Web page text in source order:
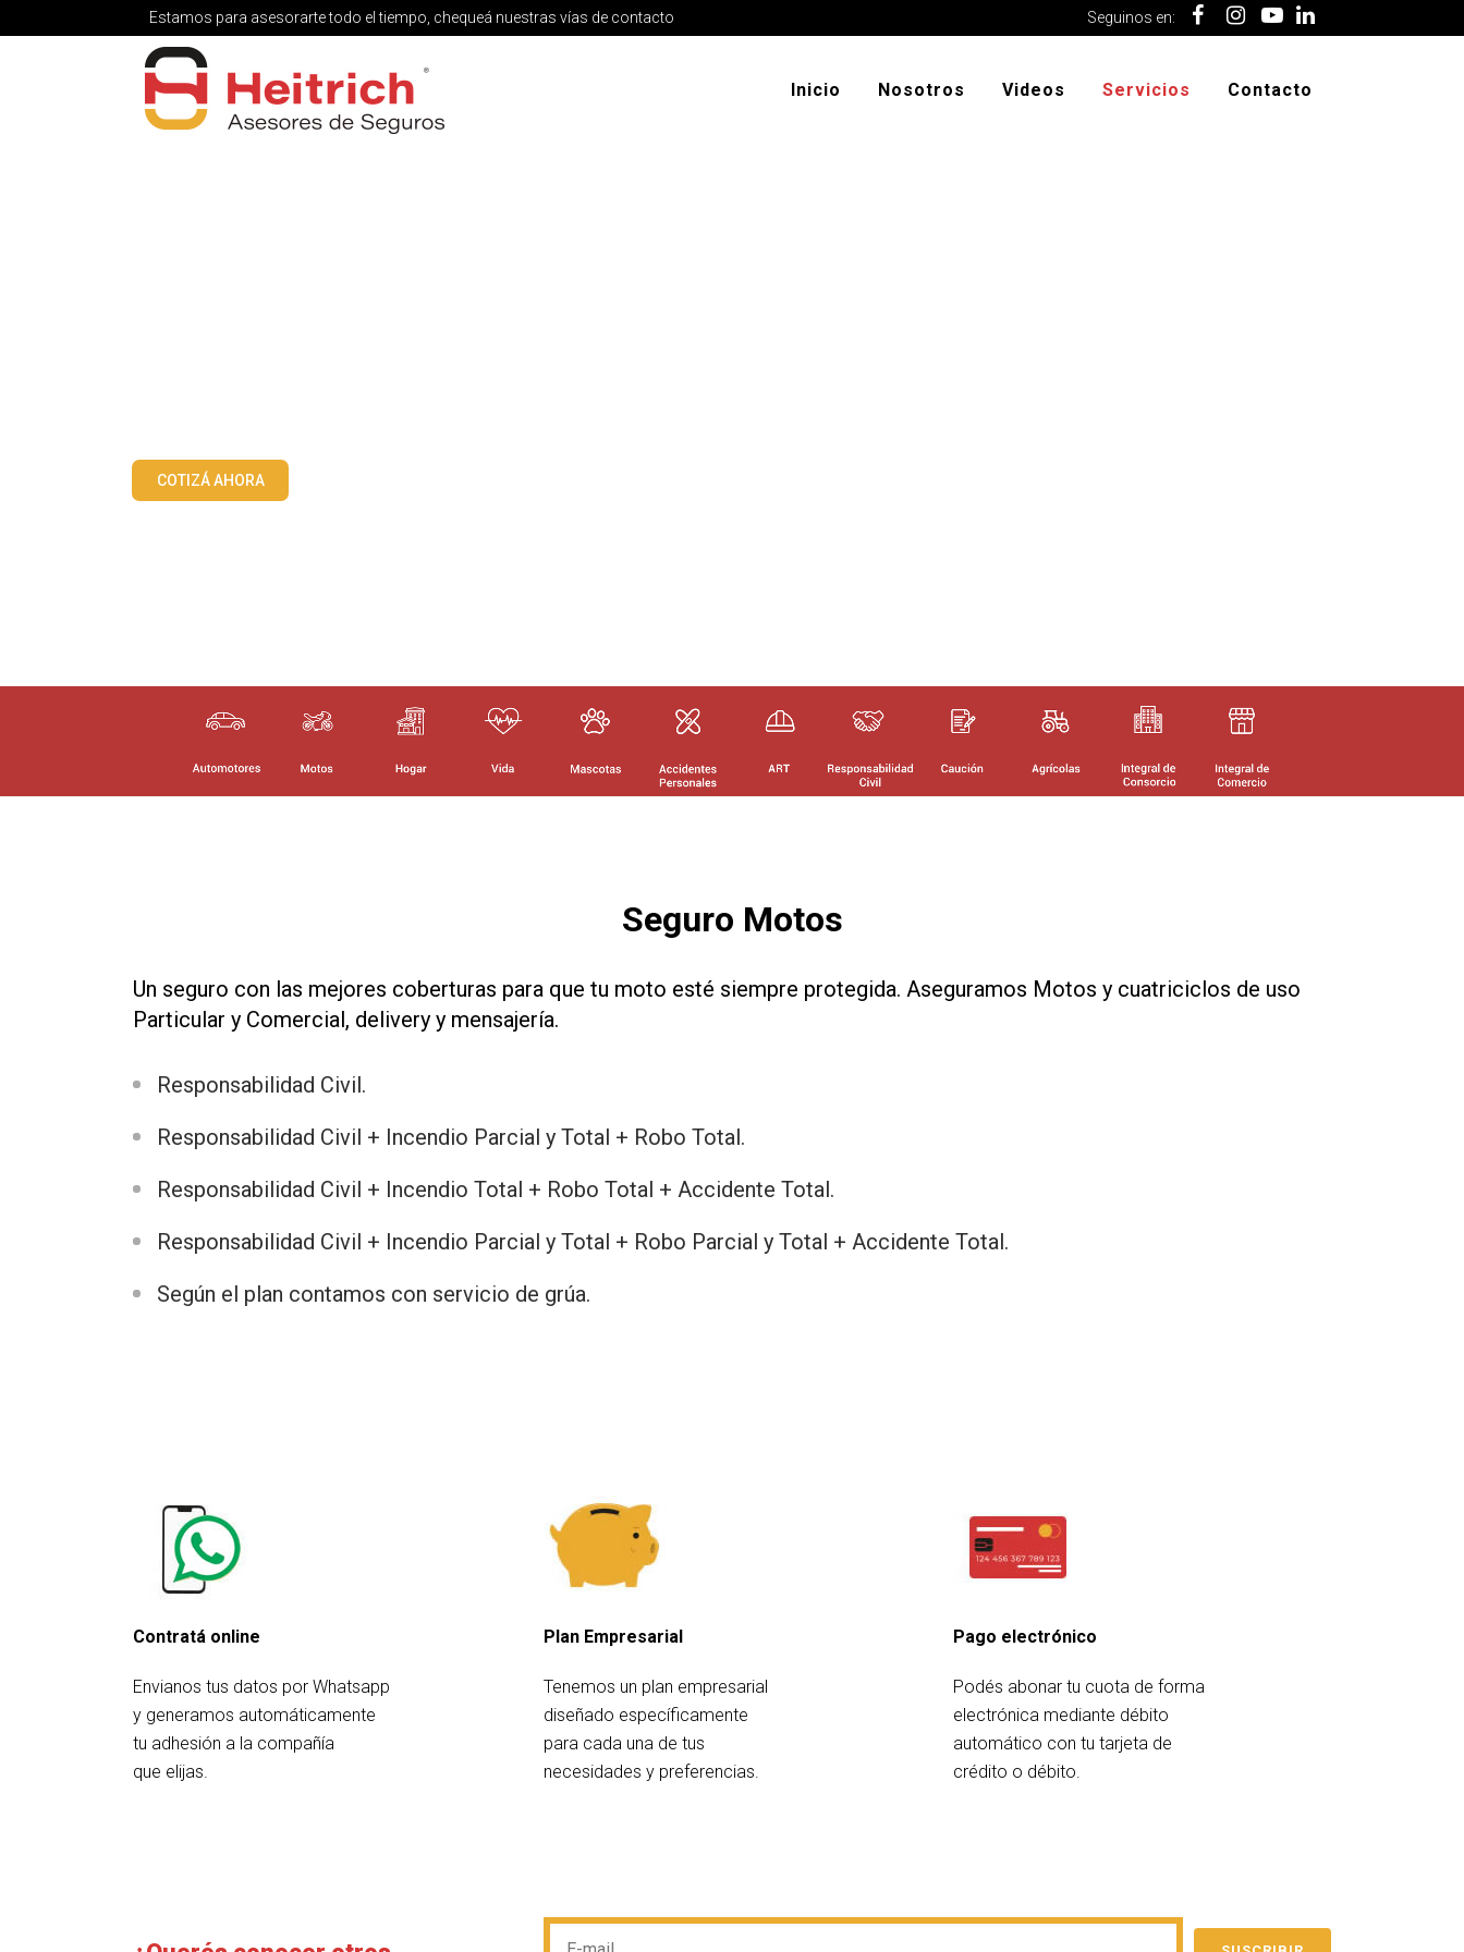
Estamos para asesorarte todo el tiempo, chequeá nuestras vías de contacto Seguinos en:
Inicio Nosotros Videos Servicios Contacto
COTIZÁ AHORA
Seguro Motos
Un seguro con las mejores coberturas para que tu moto esté siempre protegida. Aseguramos Motos y cuatriciclos de uso
Particular y Comercial, delivery y mensajería.
Responsabilidad Civil.
Responsabilidad Civil + Incendio Parcial y Total + Robo Total.
Responsabilidad Civil + Incendio Total + Robo Total + Accidente Total.
Responsabilidad Civil + Incendio Parcial y Total + Robo Parcial y Total + Accidente Total.
Según el plan contamos con servicio de grúa.
Contratá online
Envianos tus datos por Whatsapp
y generamos automáticamente
tu adhesión a la compañía
que elijas.
Plan Empresarial
Tenemos un plan empresarial
diseñado específicamente
para cada una de tus
necesidades y preferencias.
Pago electrónico
Podés abonar tu cuota de forma
electrónica mediante débito
automático con tu tarjeta de
crédito o débito.